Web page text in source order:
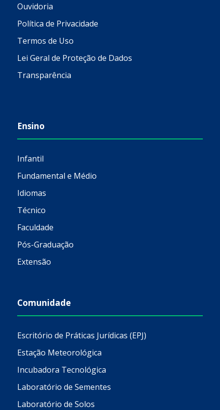
Ouvidoria
Política de Privacidade
Termos de Uso
Lei Geral de Proteção de Dados
Transparência
Ensino
Infantil
Fundamental e Médio
Idiomas
Técnico
Faculdade
Pós-Graduação
Extensão
Comunidade
Escritório de Práticas Jurídicas (EPJ)
Estação Meteorológica
Incubadora Tecnológica
Laboratório de Sementes
Laboratório de Solos